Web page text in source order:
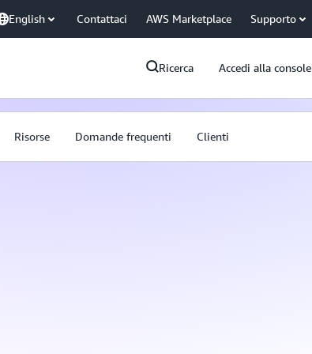
English Contattaci AWS Marketplace Supporto
Ricerca Accedi alla console
Risorse Domande frequenti Clienti